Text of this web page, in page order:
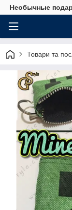
Необычные
Товари та